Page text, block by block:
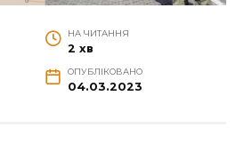
НА ЧИТАННЯ
2 хв
ОПУБЛІКОВАНО
04.03.2023